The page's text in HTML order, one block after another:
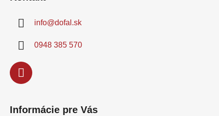
info@dofal.sk
0948 385 570
Informácie pre Vás